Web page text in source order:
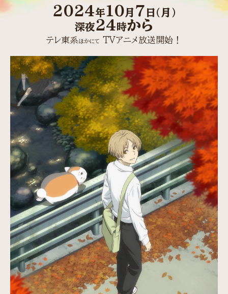
2024年 10 月 7 日(月)
深夜24時から
テレ東系ほかにて TVアニメ放送開始！